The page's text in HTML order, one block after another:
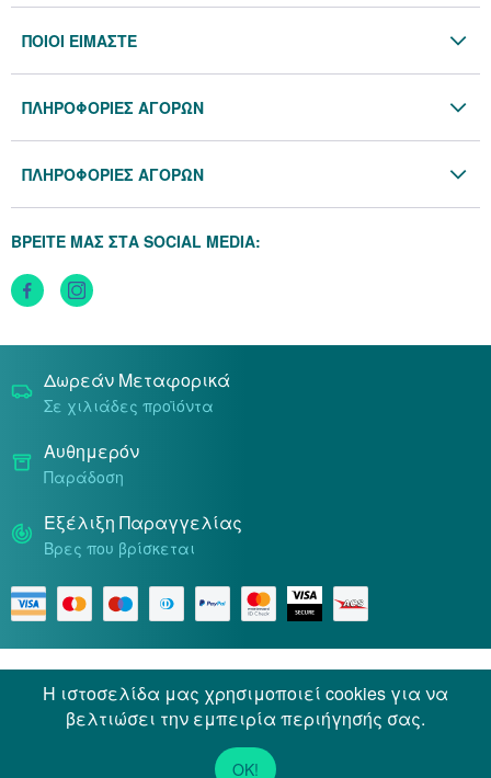
ΠΟΙΟΙ ΕΙΜΑΣΤΕ
Επικοινωνία
ΠΛΗΡΟΦΟΡΙΕΣ ΑΓΟΡΩΝ
Προσωπικά Δεδομένα
ΠΛΗΡΟΦΟΡΙΕΣ ΑΓΟΡΩΝ
Τρόποι Αποστολής
Τρόποι Πληρωμής
ΒΡΕΙΤΕ ΜΑΣ ΣΤΑ SOCIAL MEDIA:
Δωρεάν Μεταφορικά
Σε χιλιάδες προϊόντα
Αυθημερόν
Παράδοση
Εξέλιξη Παραγγελίας
Βρες που βρίσκεται
© 2026 Docpharmacy. All rights reserved.
Η ιστοσελίδα μας χρησιμοποιεί cookies για να
βελτιώσει την εμπειρία περιήγησής σας.
OK!